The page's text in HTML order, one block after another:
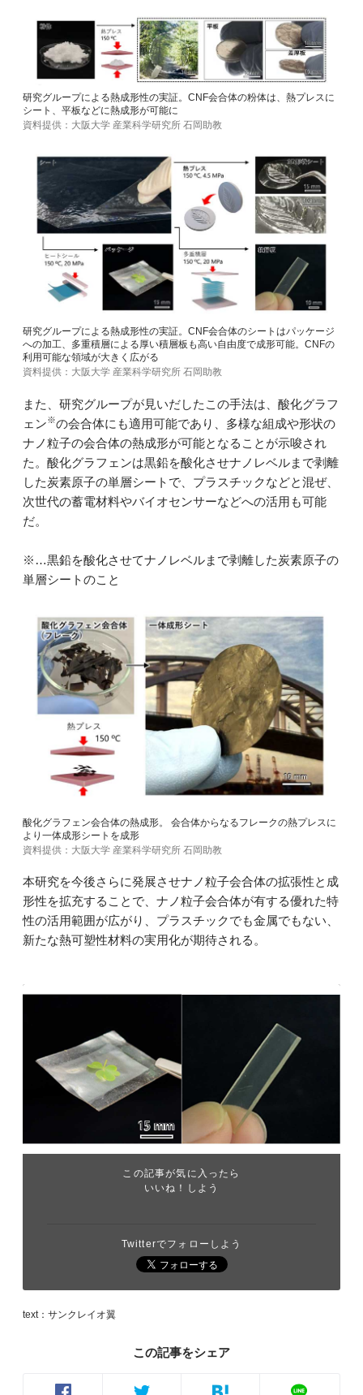
研究グループによる熱成形性の実証。CNF会合体の粉体は、熱プレスに
シート、平板などに熱成形が可能に
資料提供：大阪大学 産業科学研究所 石岡助教
研究グループによる熱成形性の実証。CNF会合体のシートはパッケージ
への加工、多重積層による厚い積層板も高い自由度で成形可能。CNFの
利用可能な領域が大きく広がる
資料提供：大阪大学 産業科学研究所 石岡助教
また、研究グループが見いだしたこの手法は、酸化グラフ
ェン※の会合体にも適用可能であり、多様な組成や形状の
ナノ粒子の会合体の熱成形が可能となることが示唆され
た。酸化グラフェンは黒鉛を酸化させナノレベルまで剥離
した炭素原子の単層シートで、プラスチックなどと混ぜ、
次世代の蓄電材料やバイオセンサーなどへの活用も可能
だ。
※…黒鉛を酸化させてナノレベルまで剥離した炭素原子の
単層シートのこと
酸化グラフェン会合体の熱成形。 会合体からなるフレークの熱プレスに
より一体成形シートを成形
資料提供：大阪大学 産業科学研究所 石岡助教
本研究を今後さらに発展させナノ粒子会合体の拡張性と成
形性を拡充することで、ナノ粒子会合体が有する優れた特
性の活用範囲が広がり、プラスチックでも金属でもない、
新たな熱可塑性材料の実用化が期待される。
この記事が気に入ったら
いいね！しよう
Twitterでフォローしよう
text：サンクレイオ翼
この記事をシェア